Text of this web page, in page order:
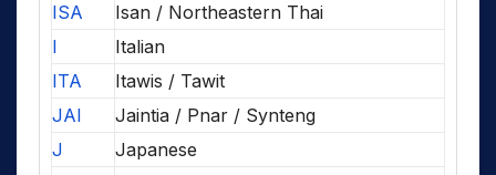
ISA
Isan / Northeastern Thai
I
Italian
ITA
Itawis / Tawit
JAI
Jaintia / Pnar / Synteng
J
Japanese